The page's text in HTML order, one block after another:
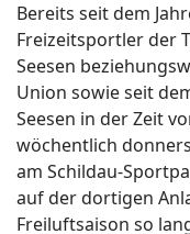
Bereits seit dem
Freizeitsportler der
Seesen
Union sowie seit
Seesen in der Zeit
wöchentlich
am Schildau-
auf der dortigen
Freiluftsaison so